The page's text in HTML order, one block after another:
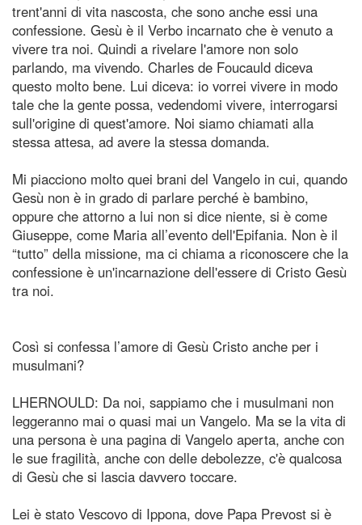
trent'anni di vita nascosta, che sono anche essi una
confessione. Gesù è il Verbo incarnato che è venuto a
vivere tra noi. Quindi a rivelare l'amore non solo
parlando, ma vivendo. Charles de Foucauld diceva
questo molto bene. Lui diceva: io vorrei vivere in modo
tale che la gente possa, vedendomi vivere, interrogarsi
sull'origine di quest'amore. Noi siamo chiamati alla
stessa attesa, ad avere la stessa domanda.
Mi piacciono molto quei brani del Vangelo in cui, quando
Gesù non è in grado di parlare perché è bambino,
oppure che attorno a lui non si dice niente, si è come
Giuseppe, come Maria all’evento dell'Epifania. Non è il
“tutto” della missione, ma ci chiama a riconoscere che la
confessione è un'incarnazione dell'essere di Cristo Gesù
tra noi.
Così si confessa l’amore di Gesù Cristo anche per i
musulmani?
LHERNOULD: Da noi, sappiamo che i musulmani non
leggeranno mai o quasi mai un Vangelo. Ma se la vita di
una persona è una pagina di Vangelo aperta, anche con
le sue fragilità, anche con delle debolezze, c'è qualcosa
di Gesù che si lascia davvero toccare.
Lei è stato Vescovo di Ippona, dove Papa Prevost si è